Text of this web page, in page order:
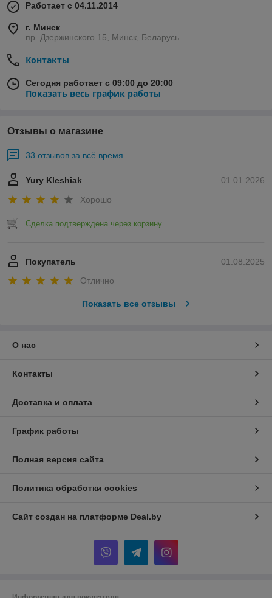
Работает с 04.11.2014
г. Минск
пр. Дзержинского 15, Минск, Беларусь
Контакты
Сегодня работает с 09:00 до 20:00
Показать весь график работы
Отзывы о магазине
33 отзывов за всё время
01.01.2026
Yury Kleshiak
Хорошо
Сделка подтверждена через корзину
01.08.2025
Покупатель
Отлично
Показать все отзывы
О нас
Контакты
Доставка и оплата
График работы
Полная версия сайта
Политика обработки cookies
Сайт создан на платформе Deal.by
Информация для покупателя